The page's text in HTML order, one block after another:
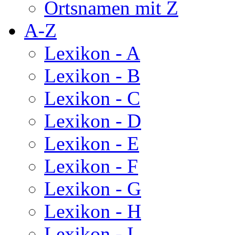
Ortsnamen mit Z
A-Z
Lexikon - A
Lexikon - B
Lexikon - C
Lexikon - D
Lexikon - E
Lexikon - F
Lexikon - G
Lexikon - H